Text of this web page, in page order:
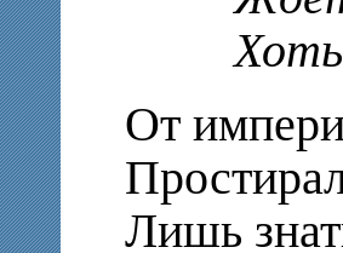
Хоть
От
Лишь